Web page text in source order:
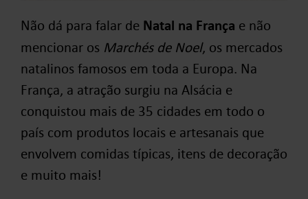
Não dá para falar de Natal na França e não
mencionar os Marchés de Noel, os mercados
natalinos famosos em toda a Europa. Na
França, a atração surgiu na Alsácia e
conquistou mais de 35 cidades em todo o
país com produtos locais e artesanais que
envolvem comidas típicas, itens de decoração
e muito mais!